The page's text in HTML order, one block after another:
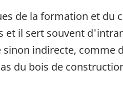
de la formation et
et il sert souvent
indirecte, comme
du bois de